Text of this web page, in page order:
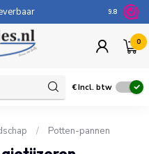
100
9.8
0
€Incl. btw
/ Potten-pannen